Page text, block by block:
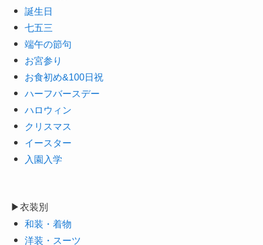
誕生日
七五三
端午の節句
お宮参り
お食初め&100日祝
ハーフバースデー
ハロウィン
クリスマス
イースター
入園入学
▶衣装別
和装・着物
洋装・スーツ